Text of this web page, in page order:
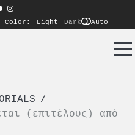
youtube
instagram
Color: Light Dark Auto
(επιτέλους) από